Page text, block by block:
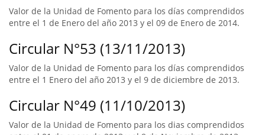
Valor de la Unidad de Fomento para los días comprendidos
entre el 1 de Enero del año 2013 y el 09 de Enero de 2014.
Circular N°53 (13/11/2013)
Valor de la Unidad de Fomento para los días comprendidos
entre el 1 Enero del año 2013 y el 9 de diciembre de 2013.
Circular N°49 (11/10/2013)
Valor de la Unidad de Fomento para los dias comprendidos